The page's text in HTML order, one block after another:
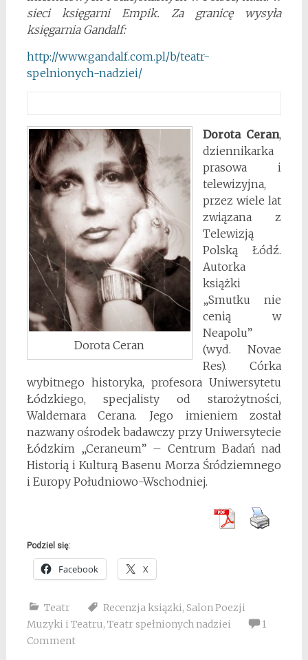
sieci księgarni Empik. Za granicę wysyła
księgarnia Gandalf:
http://www.gandalf.com.pl/b/teatr-
spelnionych-nadziei/
Dorota Ceran
Dorota Ceran,
dziennikarka
prasowa i
telewizyjna,
przez wiele lat
związana z
Telewizją
Polską Łódź.
Autorka
książki
„Smutku nie
cenią w
Neapolu”
(wyd. Novae
Res). Córka
wybitnego historyka, profesora Uniwersytetu
Łódzkiego, specjalisty od starożytności,
Waldemara Cerana. Jego imieniem został
nazwany ośrodek badawczy przy Uniwersytecie
Łódzkim „Ceraneum” – Centrum Badań nad
Historią i Kulturą Basenu Morza Śródziemnego
i Europy Południowo-Wschodniej.
Podziel się:
Facebook X
Teatr Recenzja ksiązki, Salon Poezji
Muzyki i Teatru, Teatr spełnionych nadziei
1
Comment